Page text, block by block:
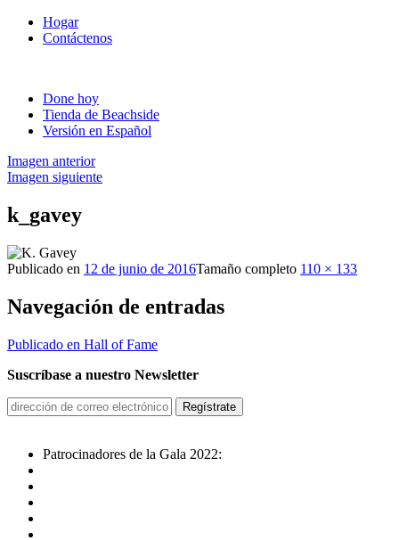
Hogar
Contáctenos
Done hoy
Tienda de Beachside
Versión en Español
Imagen anterior
Imagen siguiente
k_gavey
Publicado en 12 de junio de 2016Tamaño completo 110 × 133
Navegación de entradas
Publicado en Hall of Fame
Suscríbase a nuestro Newsletter
Patrocinadores de la Gala 2022: